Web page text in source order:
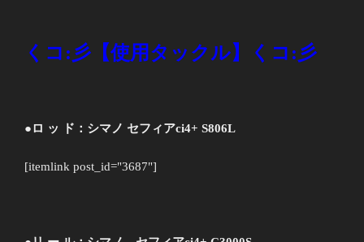
くコ : 彡【使用タックル】くコ : 彡
●ロ ッ ド：シマノ セフィアci4+ S806L
[itemlink post_id="3687"]